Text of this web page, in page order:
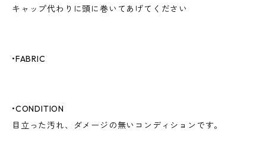
キャップ代わりに頭に巻いてあげてください
•FABRIC
•CONDITION
目立った汚れ、ダメージの無いコンディションです。